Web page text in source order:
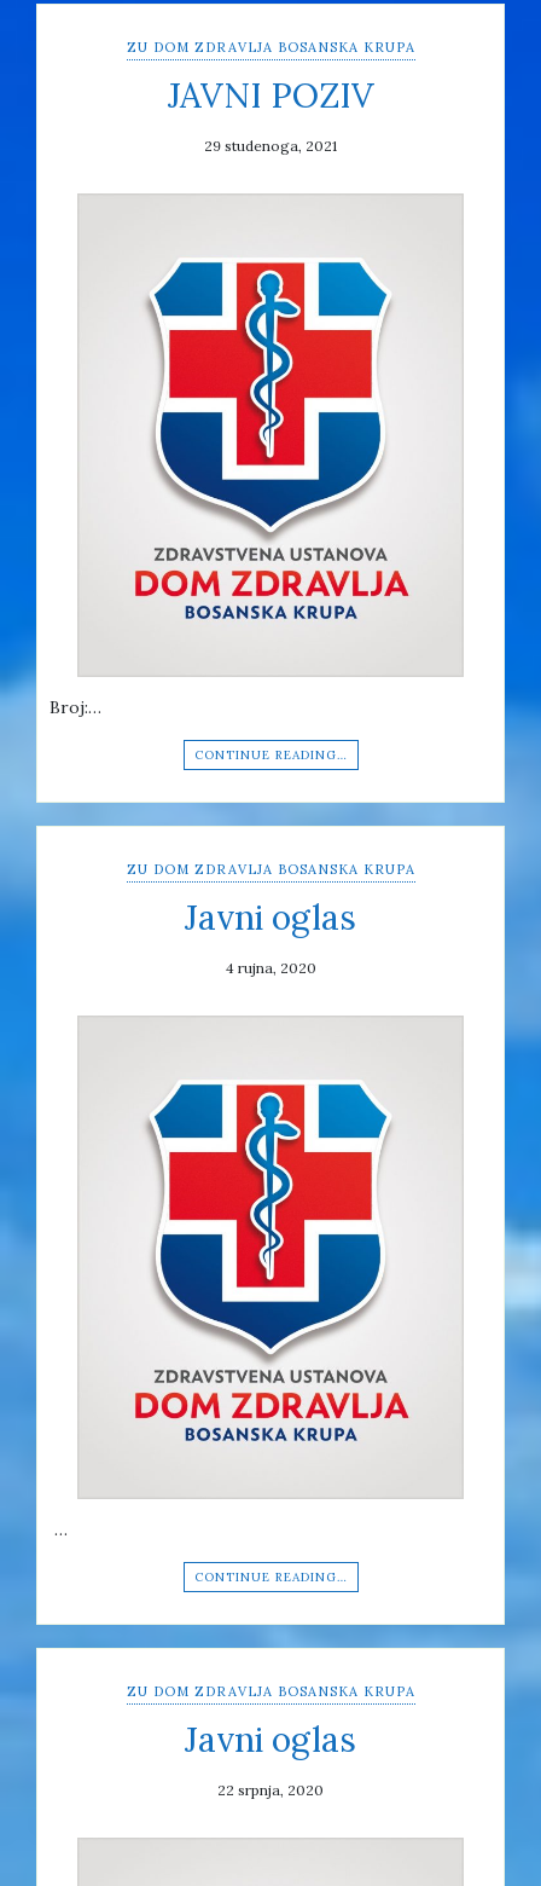
ZU DOM ZDRAVLJA BOSANSKA KRUPA
JAVNI POZIV
29 studenoga, 2021
Broj:…
CONTINUE READING…
ZU DOM ZDRAVLJA BOSANSKA KRUPA
Javni oglas
4 rujna, 2020
…
CONTINUE READING…
ZU DOM ZDRAVLJA BOSANSKA KRUPA
Javni oglas
22 srpnja, 2020